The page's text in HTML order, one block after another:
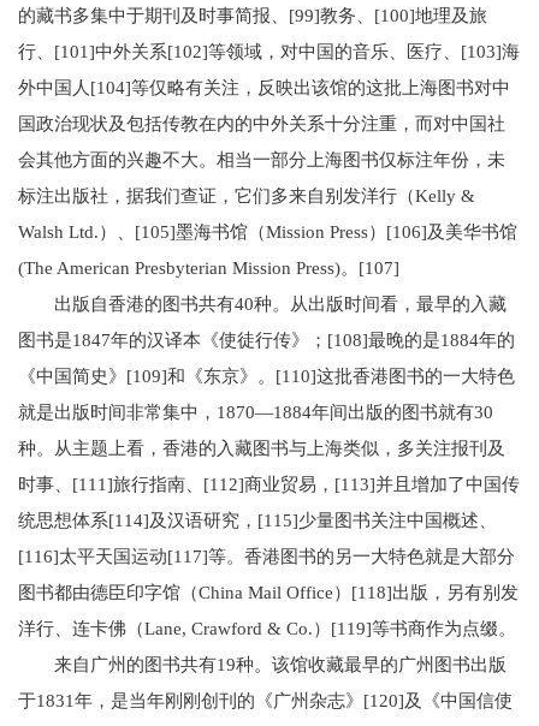
的藏书多集中于期刊及时事简报、[99]教务、[100]地理及旅
行、[101]中外关系[102]等领域，对中国的音乐、医疗、[103]海
外中国人[104]等仅略有关注，反映出该馆的这批上海图书对中
国政治现状及包括传教在内的中外关系十分注重，而对中国社
会其他方面的兴趣不大。相当一部分上海图书仅标注年份，未
标注出版社，据我们查证，它们多来自别发洋行（Kelly &
Walsh Ltd.）、[105]墨海书馆（Mission Press）[106]及美华书馆
(The American Presbyterian Mission Press)。[107]
出版自香港的图书共有40种。从出版时间看，最早的入藏
图书是1847年的汉译本《使徒行传》；[108]最晚的是1884年的
《中国简史》[109]和《东京》。[110]这批香港图书的一大特色
就是出版时间非常集中，1870—1884年间出版的图书就有30
种。从主题上看，香港的入藏图书与上海类似，多关注报刊及
时事、[111]旅行指南、[112]商业贸易，[113]并且增加了中国传
统思想体系[114]及汉语研究，[115]少量图书关注中国概述、
[116]太平天国运动[117]等。香港图书的另一大特色就是大部分
图书都由德臣印字馆（China Mail Office）[118]出版，另有别发
洋行、连卡佛（Lane, Crawford & Co.）[119]等书商作为点缀。
来自广州的图书共有19种。该馆收藏最早的广州图书出版
于1831年，是当年刚刚创刊的《广州杂志》[120]及《中国信使